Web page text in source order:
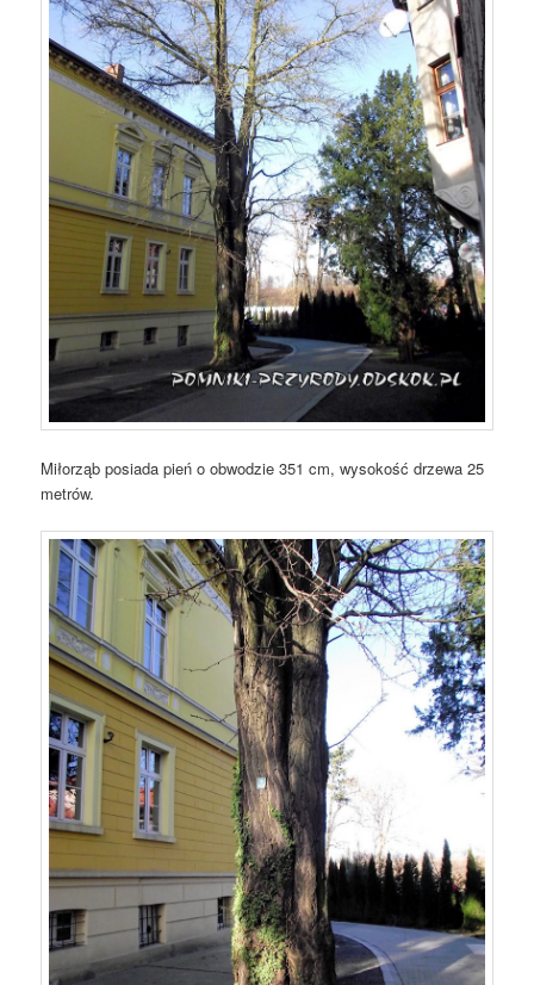
Miłorząb posiada pień o obwodzie 351 cm, wysokość drzewa 25
metrów.